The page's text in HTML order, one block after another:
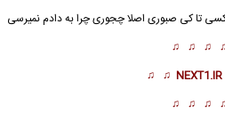
تا کی صبوری اصلا چجوری چرا به دادم نمیرسی
♫ ♫ ♫
NEXT1.IR
♫ ♫
♫ ♫ ♫